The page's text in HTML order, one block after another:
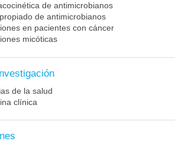
de antimicrobianos
de antimicrobianos
en pacientes con cáncer
micóticas
de la salud
clínica